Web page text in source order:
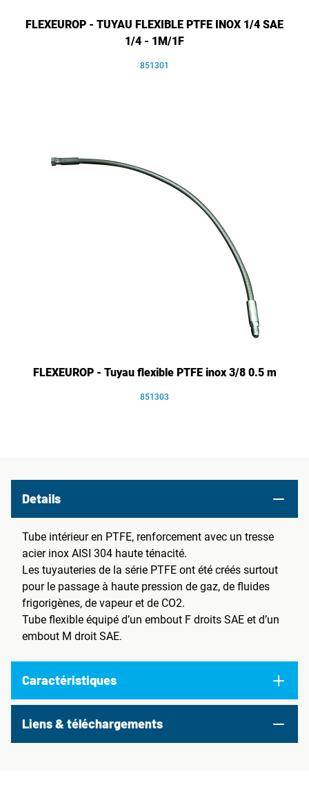
FLEXEUROP - TUYAU FLEXIBLE PTFE INOX 1/4 SAE
1/4 - 1M/1F
851301
FLEXEUROP - Tuyau flexible PTFE inox 3/8 0.5 m
851303
Details
Tube intérieur en PTFE, renforcement avec un tresse
acier inox AISI 304 haute ténacité.
Les tuyauteries de la série PTFE ont été créés surtout
pour le passage à haute pression de gaz, de fluides
frigorigènes, de vapeur et de CO2.
Tube flexible équipé d’un embout F droits SAE et d’un
embout M droit SAE.
Caractéristiques
Liens & téléchargements